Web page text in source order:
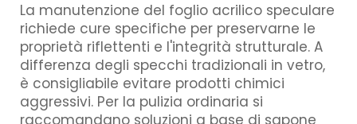
La manutenzione del foglio acrilico speculare
richiede cure specifiche per preservarne le
proprietà riflettenti e l'integrità strutturale. A
differenza degli specchi tradizionali in vetro,
è consigliabile evitare prodotti chimici
aggressivi. Per la pulizia ordinaria si
raccomandano soluzioni a base di sapone